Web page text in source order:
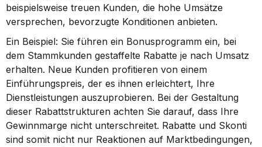
beispielsweise treuen Kunden, die hohe Umsätze
versprechen, bevorzugte Konditionen anbieten.
Ein Beispiel: Sie führen ein Bonusprogramm ein, bei
dem Stammkunden gestaffelte Rabatte je nach Umsatz
erhalten. Neue Kunden profitieren von einem
Einführungspreis, der es ihnen erleichtert, Ihre
Dienstleistungen auszuprobieren. Bei der Gestaltung
dieser Rabattstrukturen achten Sie darauf, dass Ihre
Gewinnmarge nicht unterschreitet. Rabatte und Skonti
sind somit nicht nur Reaktionen auf Marktbedingungen,